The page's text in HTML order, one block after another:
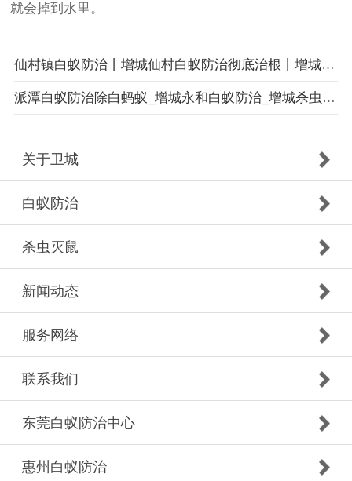
就会掉到水里。
仙村镇白蚁防治丨增城仙村白蚁防治彻底治根丨增城灭白蚁
派潭白蚁防治除白蚂蚁_增城永和白蚁防治_增城杀虫灭鼠价格实惠
关于卫城
白蚁防治
杀虫灭鼠
新闻动态
服务网络
联系我们
东莞白蚁防治中心
惠州白蚁防治